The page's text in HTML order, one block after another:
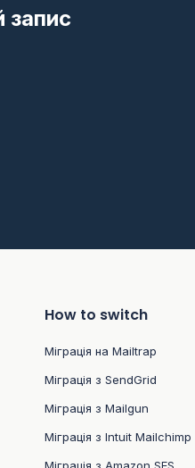
запис
How to switch
Міграція на Mailtrap
Міграція з SendGrid
Міграція з Mailgun
Міграція з Intuit Mailchimp